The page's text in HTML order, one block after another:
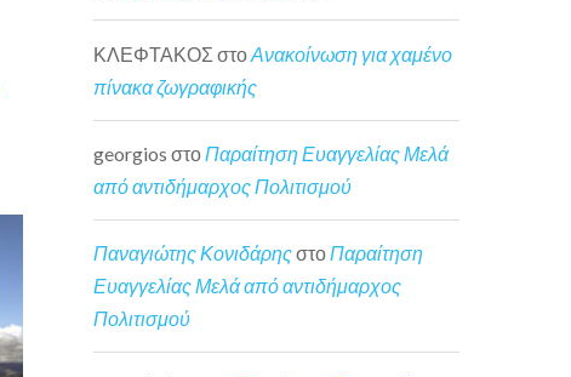
ΚΛΕΦΤΑΚΟΣ στοΑνακοίνωση για χαμένο
πίνακα ζωγραφικής
georgios στοΠαραίτηση Ευαγγελίας Μελά
από αντιδήμαρχος Πολιτισμού
Παναγιώτης ΚονιδάρηςστοΠαραίτηση
Ευαγγελίας Μελά από αντιδήμαρχος
Πολιτισμού